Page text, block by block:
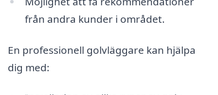
från andra kunder i området.
En professionell golvläggare kan hjälpa
dig med: